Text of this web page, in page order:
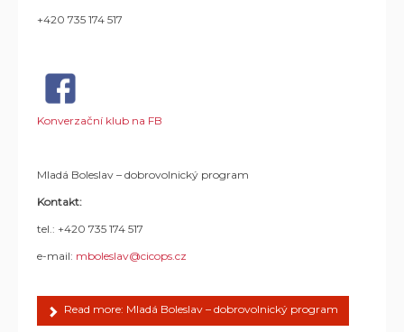
+420 735 174 517
Konverzační klub na FB
Mladá Boleslav – dobrovolnický program
Kontakt:
tel.: +420 735 174 517
e-mail: mboleslav@cicops.cz
Read more: Mladá Boleslav – dobrovolnický program